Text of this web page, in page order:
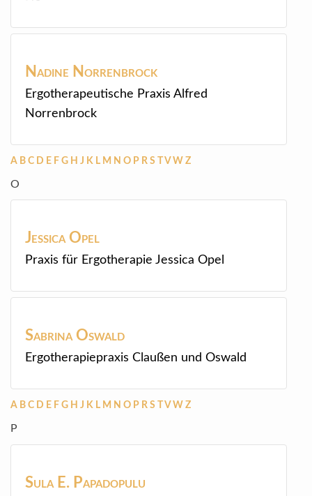
Nadine Norrenbrock
Ergotherapeutische Praxis Alfred
Norrenbrock
A B C D E F G H J K L M N O P R S TV W Z
O
Jessica Opel
Praxis für Ergotherapie Jessica Opel
Sabrina Oswald
Ergotherapiepraxis Claußen und Oswald
A B C D E F G H J K L M N O P R S V W Z
P
Sula E. Papadopulu